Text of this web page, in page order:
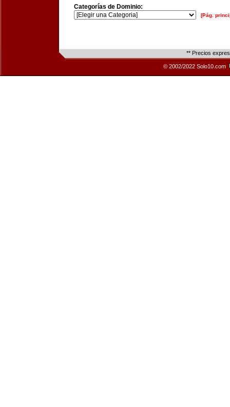
Categorías de Dominio:
[Pág.
** Precios
© 2002/2022 Solo10.com